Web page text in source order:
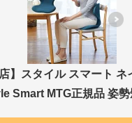
】スタイル スマート ネ
Smart MTG正規品 姿勢